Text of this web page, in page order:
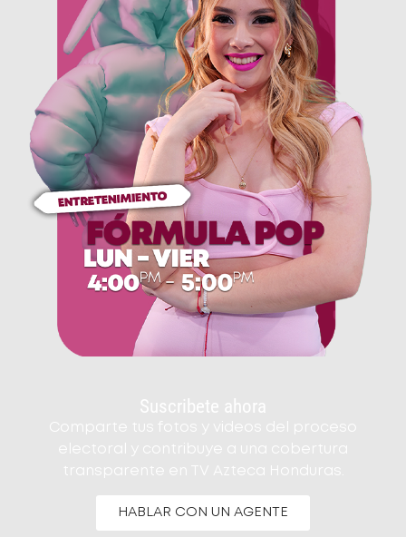
Suscribete ahora
Comparte tus fotos y videos del proceso
electoral y contribuye a una cobertura
transparente en TV Azteca Honduras.
HABLAR CON UN AGENTE